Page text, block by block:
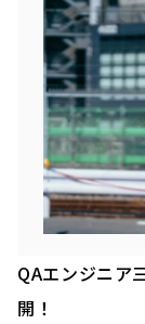
QAエンジニア
開！